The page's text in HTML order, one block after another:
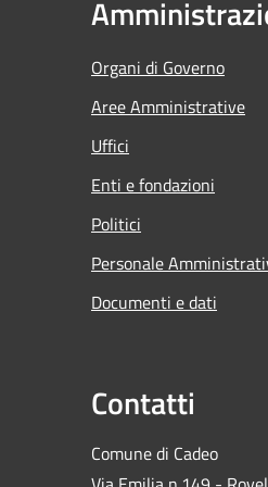
Organi di Governo
Aree Amministrative
Uffici
Enti e fondazioni
Politici
Personale
Documenti e dati
Contatti
Comune di Cadeo